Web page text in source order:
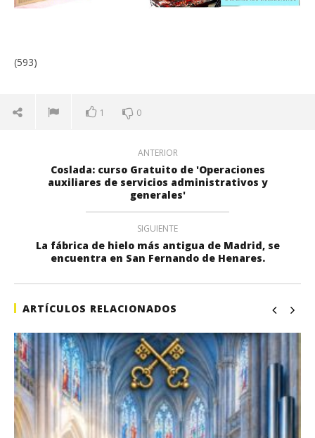
(593)
1 0
ANTERIOR
Coslada: curso Gratuito de 'Operaciones
auxiliares de servicios administrativos y
generales'
SIGUIENTE
La fábrica de hielo más antigua de Madrid, se
encuentra en San Fernando de Henares.
ARTÍCULOS RELACIONADOS